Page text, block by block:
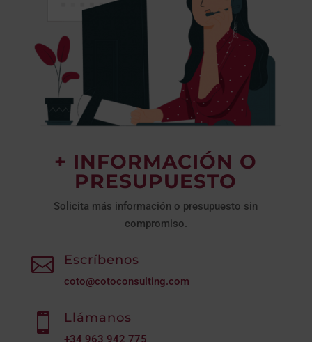
+ INFORMACIÓN O
PRESUPUESTO
Solicita más información o presupuesto sin
compromiso.
 Escríbenos
coto@cotoconsulting.com
 Llámanos
+34 963 942 775